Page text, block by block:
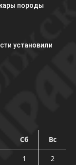
породы
установили
Сб Вс
1
2